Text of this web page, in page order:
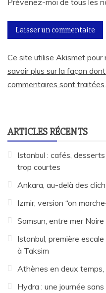
Prévenez-moi de tous les
Ce site utilise Akismet pour
savoir plus sur la façon
commentaires sont traitées.
ARTICLES RÉCENTS
Istanbul : cafés,
trop courtes
Ankara, au-delà des
Izmir, version “on
Samsun, entre mer
Istanbul, première
à Taksim
Athènes en deux temps,
Hydra : une journée